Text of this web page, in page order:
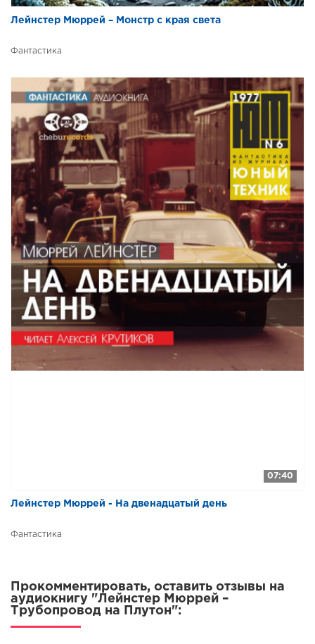
Лейнстер Мюррей – Монстр с края света
Фантастика
07:40
Лейнстер Мюррей - На двенадцатый день
Фантастика
Прокомментировать, оставить отзывы на
аудиокнигу "Лейнстер Мюррей –
Трубопровод на Плутон":